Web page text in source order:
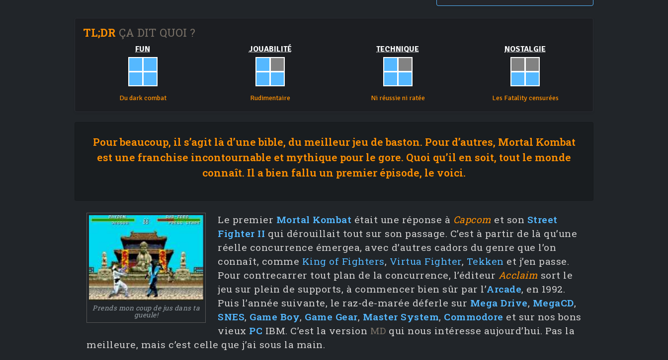
TL;DR ÇA DIT QUOI ?
FUN
Du dark combat
JOUABILITÉ
Rudimentaire
TECHNIQUE
Ni réussie ni ratée
NOSTALGIE
Les Fatality censurées
Pour beaucoup, il s’agit là d’une bible, du meilleur jeu de baston. Pour d’autres, Mortal Kombat
est une franchise incontournable et mythique pour le gore. Quoi qu’il en soit, tout le monde
connaît. Il a bien fallu un premier épisode, le voici.
Prends mon coup de jus dans ta
gueule!
Le premier Mortal Kombat était une réponse à Capcom et son Street
Fighter II qui dérouillait tout sur son passage. C’est à partir de là qu’une
réelle concurrence émergea, avec d’autres cadors du genre que l’on
connaît, comme King of Fighters, Virtua Fighter, Tekken et j’en passe.
Pour contrecarrer tout plan de la concurrence, l’éditeur Acclaim sort le
jeu sur plein de supports, à commencer bien sûr par l’Arcade, en 1992.
Puis l’année suivante, le raz-de-marée déferle sur Mega Drive, MegaCD,
SNES, Game Boy, Game Gear, Master System, Commodore et sur nos bons
vieux PC IBM. C’est la version MD qui nous intéresse aujourd’hui. Pas la
meilleure, mais c’est celle que j’ai sous la main.